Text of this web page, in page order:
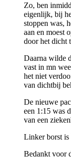
Zo, ben
eigenlijk, bij
stoppen was,
aan en moest
door het dicht
Daarna wilde
vast in mn
het niet
van dichtbij
De nieuwe
een 1:15 was
van een
Linker borst is
Bedankt voor